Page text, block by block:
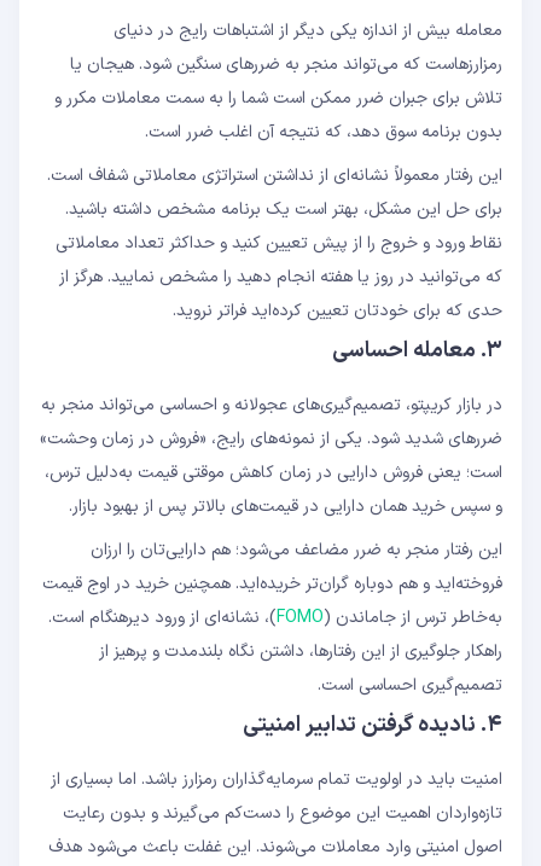
معامله بیش از اندازه یکی دیگر از اشتباهات رایج در دنیای
رمزارزهاست که می‌تواند منجر به ضررهای سنگین شود. هیجان یا
تلاش برای جبران ضرر ممکن است شما را به سمت معاملات مکرر و
بدون برنامه سوق دهد، که نتیجه آن اغلب ضرر است.
این رفتار معمولاً نشانه‌ای از نداشتن استراتژی معاملاتی شفاف است.
برای حل این مشکل، بهتر است یک برنامه مشخص داشته باشید.
نقاط ورود و خروج را از پیش تعیین کنید و حداکثر تعداد معاملاتی
که می‌توانید در روز یا هفته انجام دهید را مشخص نمایید. هرگز از
حدی که برای خودتان تعیین کرده‌اید فراتر نروید.
۳. معامله احساسی
در بازار کریپتو، تصمیم‌گیری‌های عجولانه و احساسی می‌تواند منجر به
ضررهای شدید شود. یکی از نمونه‌های رایج، «فروش در زمان وحشت»
است؛ یعنی فروش دارایی در زمان کاهش موقتی قیمت به‌دلیل ترس،
و سپس خرید همان دارایی در قیمت‌های بالاتر پس از بهبود بازار.
این رفتار منجر به ضرر مضاعف می‌شود؛ هم دارایی‌تان را ارزان
فروخته‌اید و هم دوباره گران‌تر خریده‌اید. همچنین خرید در اوج قیمت
به‌خاطر ترس از جاماندن (FOMO)، نشانه‌ای از ورود دیرهنگام است.
راهکار جلوگیری از این رفتارها، داشتن نگاه بلندمدت و پرهیز از
تصمیم‌گیری احساسی است.
۴. نادیده گرفتن تدابیر امنیتی
امنیت باید در اولویت تمام سرمایه‌گذاران رمزارز باشد. اما بسیاری از
تازه‌واردان اهمیت این موضوع را دست‌کم می‌گیرند و بدون رعایت
اصول امنیتی وارد معاملات می‌شوند. این غفلت باعث می‌شود هدف